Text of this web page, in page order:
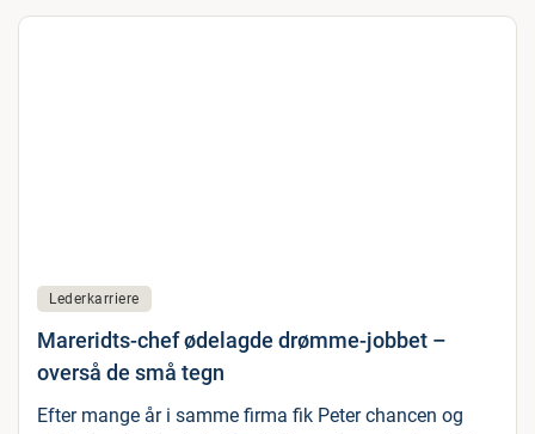
Lederkarriere
Mareridts-chef ødelagde drømme-jobbet –
overså de små tegn
Efter mange år i samme firma fik Peter chancen og